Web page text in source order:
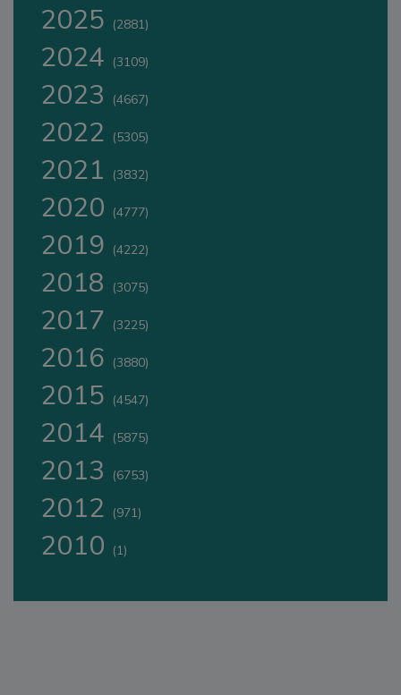
2025 (2881)
2024 (3109)
2023 (4667)
2022 (5305)
2021 (3832)
2020 (4777)
2019 (4222)
2018 (3075)
2017 (3225)
2016 (3880)
2015 (4547)
2014 (5875)
2013 (6753)
2012 (971)
2010 (1)